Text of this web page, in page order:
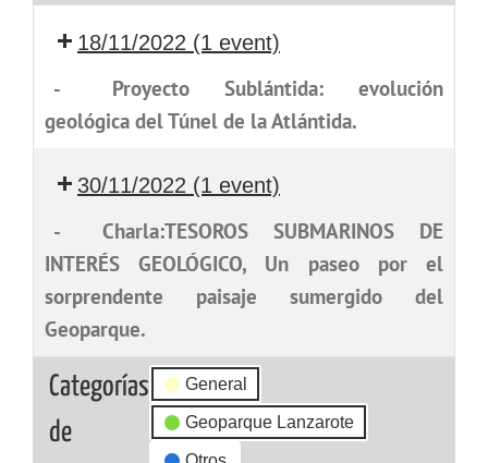
18/11/2022 (1 event)
-
Proyecto Sublántida: evolución
geológica del Túnel de la Atlántida.
30/11/2022 (1 event)
-
Charla:TESOROS SUBMARINOS DE
INTERÉS GEOLÓGICO, Un paseo por el
sorprendente paisaje sumergido del
Geoparque.
Categorías
de
General
Geoparque Lanzarote